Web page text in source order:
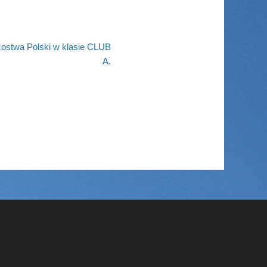
Polski w klasie CLUB
A.